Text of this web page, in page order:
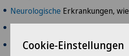
Neurologische Erkrankungen, wie
Rheumatische Erkrankungen
Cookie-Einstellungen